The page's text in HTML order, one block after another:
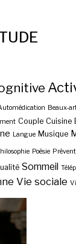
Beaux-
Couple Cuisine
Langue Musique
Poésie
Sommeil
Vie sociale